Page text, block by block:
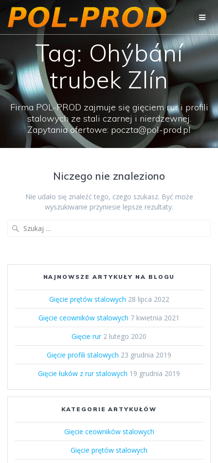
Przejdź
do
treści
Tag: Ohýbání
trubek Zlín
Firma POL-PROD zajmuje się gięciem rur i profili
stalowych ze stali czarnej i nierdzewnej.
Zapytania ofertowe: poczta@pol-prod.pl
Niczego nie znaleziono
Nie udało się znaleźć tego, czego szukasz. Być może
wyszukiwanie przyniesie lepsze rezultaty.
NAJNOWSZE ARTYKUŁY NA BLOGU
Gięcie prętów stalowych 28 lipca 2022
Gięcie ceowników stalowych 7 kwietnia 2021
Gięcie rur 2 lutego 2020
Gięcie profili stalowych 23 grudnia 2019
Gięcie łuków z rur stalowych 19 grudnia 2019
KATEGORIE ARTYKUŁÓW
Gięcie ceowników stalowych
Gięcie prętów stalowych